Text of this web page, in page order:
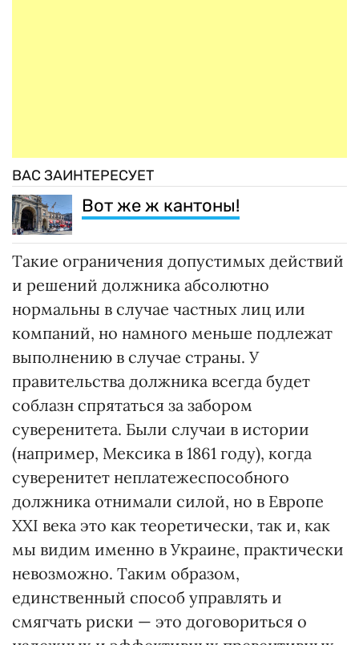
ВАС ЗАИНТЕРЕСУЕТ
Вот же ж кантоны!
Такие ограничения допустимых действий
и решений должника абсолютно
нормальны в случае частных лиц или
компаний, но намного меньше подлежат
выполнению в случае страны. У
правительства должника всегда будет
соблазн спрятаться за забором
суверенитета. Были случаи в истории
(например, Мексика в 1861 году), когда
суверенитет неплатежеспособного
должника отнимали силой, но в Европе
ХХІ века это как теоретически, так и, как
мы видим именно в Украине, практически
невозможно. Таким образом,
единственный способ управлять и
смягчать риски — это договориться о